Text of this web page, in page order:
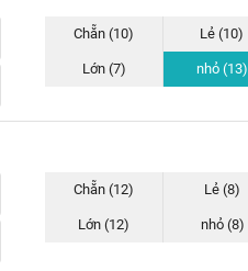
Chẵn (10) Lẻ (10)
Lớn (7) nhỏ (13)
Chẵn (12) Lẻ (8)
Lớn (12) nhỏ (8)